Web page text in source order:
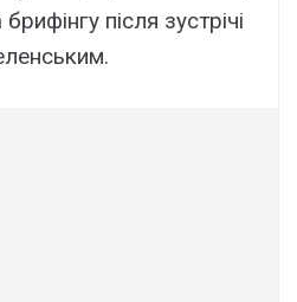
після зустрічі